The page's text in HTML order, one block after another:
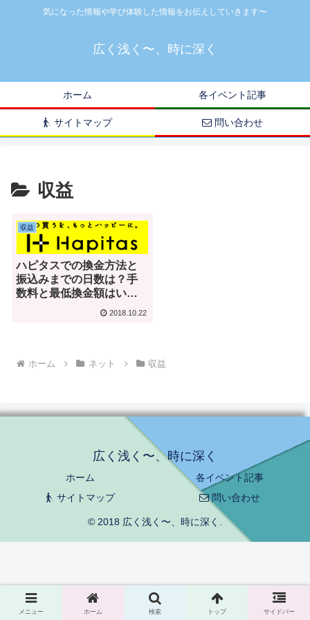
気になった情報や学び体験した情報をお伝えしていきます〜
広く浅く〜、時に深く
ホーム 各イベント記事
サイトマップ 問い合わせ
収益
収益
ハピタスでの換金方法と
振込みまでの日数は？手
数料と最低換金額はいく
2018.10.22
ホーム ネット 収益
広く浅く〜、時に深く
ホーム
各イベント記事
サイトマップ
問い合わせ
© 2018 広く浅く〜、時に深く.
メニュー ホーム 検索 トップ サイドバー